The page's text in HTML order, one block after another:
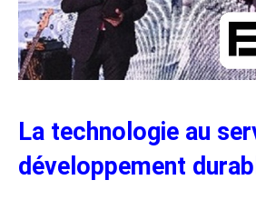
La technologie au
développement